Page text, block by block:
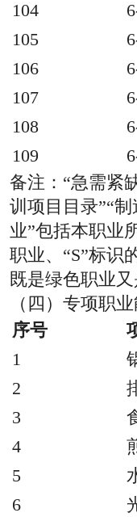
104
105
106
107
108
109
备注：“急需紧
训项目目录”“
业”包括本职业
职业、“S”标识
既是绿色职业又
（四）专项职
序号
1
2
3
4
5
6